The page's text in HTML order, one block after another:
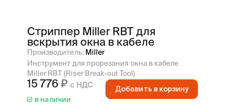
Стриппер Miller RBT для
вскрытия окна в кабеле
Производитель: Miller
Инструмент для прорезания окна в кабеле
Miller RBT (Riser Break-out Tool)
15 776 с НДС
в наличии
Добавить в корзину